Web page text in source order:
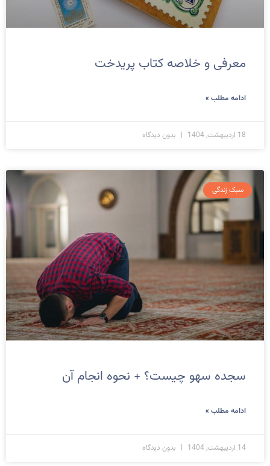
معرفی و خلاصه کتاب پریدخت
ادامه مطلب »
18 اردیبهشت, 1404 بدون دیدگاه
سبک زندگی
سجده سهو چیست؟ + نحوه انجام آن
ادامه مطلب »
14 اردیبهشت, 1404 بدون دیدگاه